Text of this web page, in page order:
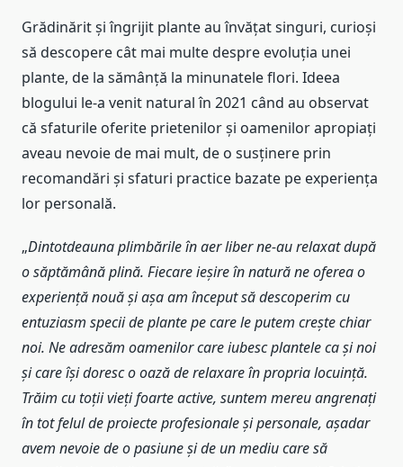
Grădinărit și îngrijit plante au învățat singuri, curioși
să descopere cât mai multe despre evoluția unei
plante, de la sămânță la minunatele flori. Ideea
blogului le-a venit natural în 2021 când au observat
că sfaturile oferite prietenilor și oamenilor apropiați
aveau nevoie de mai mult, de o susținere prin
recomandări și sfaturi practice bazate pe experiența
lor personală.
„Dintotdeauna plimbările în aer liber ne-au relaxat după
o săptămână plină. Fiecare ieșire în natură ne oferea o
experienţă nouă şi aşa am început să descoperim cu
entuziasm specii de plante pe care le putem crește chiar
noi. Ne adresăm oamenilor care iubesc plantele ca și noi
și care își doresc o oază de relaxare în propria locuință.
Trăim cu toții vieți foarte active, suntem mereu angrenați
în tot felul de proiecte profesionale și personale, așadar
avem nevoie de o pasiune și de un mediu care să